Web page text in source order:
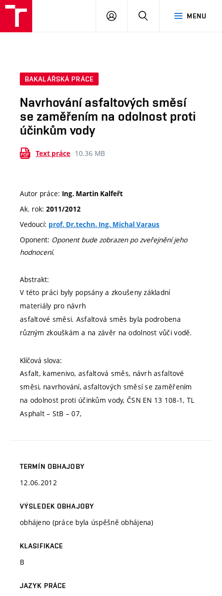
MENU
PŘIHLÁSIT
BAKALÁŘSKÁ PRÁCE
Navrhování asfaltových směsí
se zaměřením na odolnost proti
účinkům vody
Text práce 10.36 MB
Autor práce: Ing. Martin Kalfeřt
Ak. rok: 2011/2012
Vedoucí: prof. Dr.techn. Ing. Michal Varaus
Oponent: Oponent bude zobrazen po zveřejnění jeho
hodnocení.
Abstrakt:
V této práci byly popsány a zkoušeny základní
materiály pro návrh
asfaltové směsi. Asfaltová směs byla podrobena
různým zkouškám a na závěr na odolnost vůči vodě.
Klíčová slova:
Asfalt, kamenivo, asfaltová směs, návrh asfaltové
směsi, navrhování, asfaltových směsí se zaměřením
na odolnost proti účinkům vody, ČSN EN 13 108-1, TL
Asphalt – StB – 07,
TERMÍN OBHAJOBY
12.06.2012
VÝSLEDEK OBHAJOBY
obhájeno (práce byla úspěšně obhájena)
KLASIFIKACE
B
JAZYK PRÁCE